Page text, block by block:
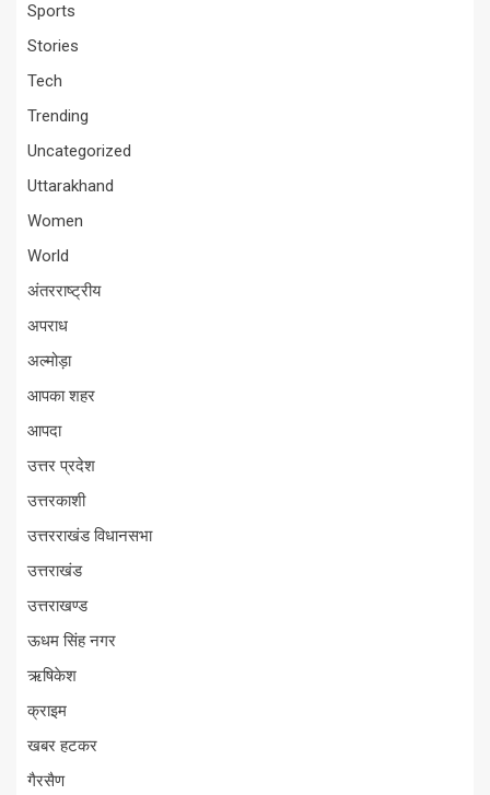
Sports
Stories
Tech
Trending
Uncategorized
Uttarakhand
Women
World
अंतरराष्ट्रीय
अपराध
अल्मोड़ा
आपका शहर
आपदा
उत्तर प्रदेश
उत्तरकाशी
उत्तरराखंड विधानसभा
उत्तराखंड
उत्तराखण्ड
ऊधम सिंह नगर
ऋषिकेश
क्राइम
खबर हटकर
गैरसैण